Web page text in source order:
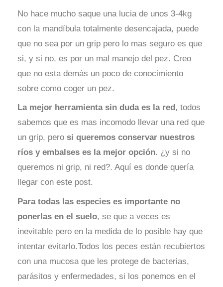
No hace mucho saque una lucia de unos 3-4kg
con la mandíbula totalmente desencajada, puede
que no sea por un grip pero lo mas seguro es que
si, y si no, es por un mal manejo del pez. Creo
que no esta demás un poco de conocimiento
sobre como coger un pez.
La mejor herramienta sin duda es la red , todos
sabemos que es mas incomodo llevar una red que
un grip, pero si queremos conservar nuestros
ríos y embalses es la mejor opción. ¿y si no
queremos ni grip, ni red?. Aquí es donde quería
llegar con este post.
Para todas las especies es importante no
ponerlas en el suelo, se que a veces es
inevitable pero en la medida de lo posible hay que
intentar evitarlo.Todos los peces están recubiertos
con una mucosa que les protege de bacterias,
parásitos y enfermedades, si los ponemos en el